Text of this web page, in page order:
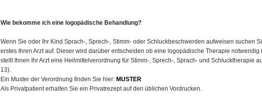
Wie bekomme ich eine logopädische Behandlung?
Wenn Sie oder Ihr Kind Sprach-, Sprech-, Stimm- oder Schluckbeschwerden aufweisen suchen
erstes Ihren Arzt auf. Dieser wird darüber entscheiden ob eine logopädische Therapie notwendig
stellt Ihnen Ihr Arzt eine Heilmittelverordnung für Stimm-, Sprech-, Sprach- und Schlucktherapie
13).
Ein Muster der Verordnung finden Sie hier: MUSTER
Als Privatpatient erhalten Sie ein Privatrezept auf den üblichen Vordrucken.